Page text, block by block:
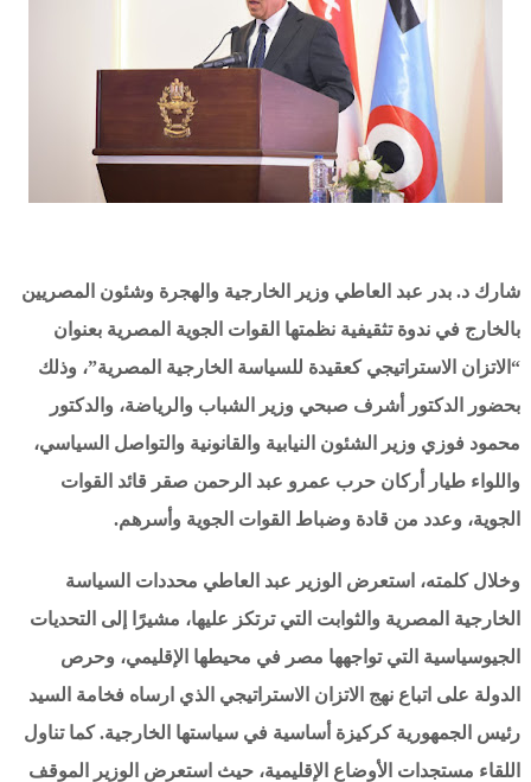
شارك د. بدر عبد العاطي وزير الخارجية والهجرة وشئون المصريين
بالخارج في ندوة تثقيفية نظمتها القوات الجوية المصرية بعنوان
“الاتزان الاستراتيجي كعقيدة للسياسة الخارجية المصرية”، وذلك
بحضور الدكتور أشرف صبحي وزير الشباب والرياضة، والدكتور
محمود فوزي وزير الشئون النيابية والقانونية والتواصل السياسي،
واللواء طيار أركان حرب عمرو عبد الرحمن صقر قائد القوات
الجوية، وعدد من قادة وضباط القوات الجوية وأسرهم.
وخلال كلمته، استعرض الوزير عبد العاطي محددات السياسة
الخارجية المصرية والثوابت التي ترتكز عليها، مشيرًا إلى التحديات
الجيوسياسية التي تواجهها مصر في محيطها الإقليمي، وحرص
الدولة على اتباع نهج الاتزان الاستراتيجي الذي ارساه فخامة السيد
رئيس الجمهورية كركيزة أساسية في سياستها الخارجية. كما تناول
اللقاء مستجدات الأوضاع الإقليمية، حيث استعرض الوزير الموقف